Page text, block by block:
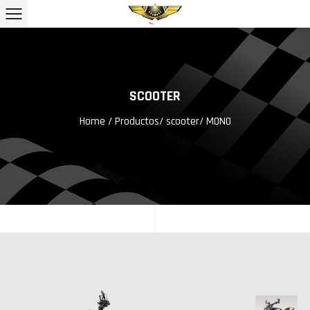
SCOOTER
Home / Productos/ scooter/ MONO